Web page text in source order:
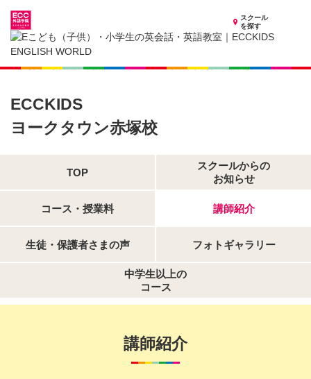
スクール
を探す
茨城県の子供英会話・英語教室
子供（小学生）英会話・英語教室 ECCKIDS ヨークタウン赤塚校
講師紹介
ECCKIDS
ヨークタウン赤塚校
TOP
スクールからの
お知らせ
コース・授業料 講師紹介
生徒・保護者さまの声 フォトギャラリー
中学生以上の
コース
講師紹介